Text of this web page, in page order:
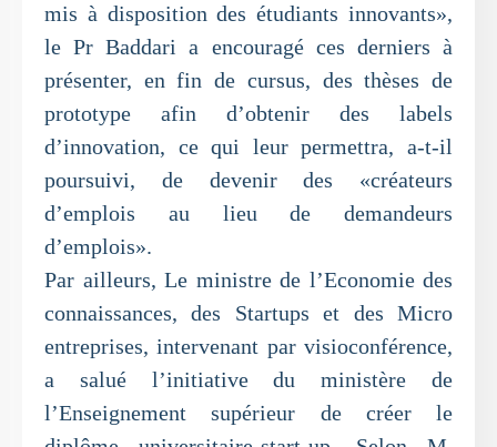
mis à disposition des étudiants innovants»,
le Pr Baddari a encouragé ces derniers à
présenter, en fin de cursus, des thèses de
prototype afin d’obtenir des labels
d’innovation, ce qui leur permettra, a-t-il
poursuivi, de devenir des «créateurs
d’emplois au lieu de demandeurs
d’emplois».
Par ailleurs, Le ministre de l’Economie des
connaissances, des Startups et des Micro
entreprises, intervenant par visioconférence,
a salué l’initiative du ministère de
l’Enseignement supérieur de créer le